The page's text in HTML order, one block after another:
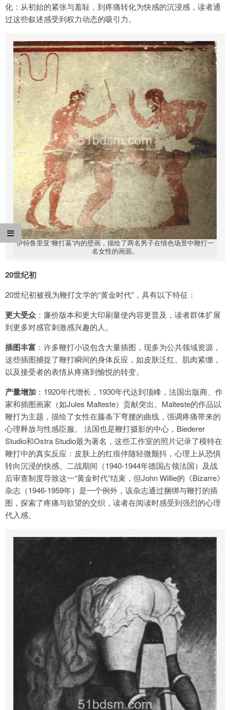
化：从初始的紧张与羞耻，到疼痛转化为快感的沉浸感，读者通
过这些叙述感受到权力动态的吸引力。
伊特鲁里亚“鞭打墓”内的壁画，描绘了两名男子在情色场景中鞭打一
名女性的画面。
20世纪初
20世纪初被视为鞭打文学的“黄金时代”，具有以下特征：
更大受众 ：廉价版本和更大印刷量使内容更普及，读者群体扩展
到更多对感官刺激感兴趣的人。
插图丰富 ：许多鞭打小说包含大量插图，现多为公共领域资源，
这些插图捕捉了鞭打瞬间的身体反应，如皮肤泛红、肌肉紧绷，
以及接受者的表情从疼痛到愉悦的转变。
产量增加 ：1920年代增长，1930年代达到顶峰，法国出版商、作
家和插图画家（如Jules Malteste）贡献突出。Malteste的作品以
鞭打为主题，描绘了女性在藤条下弯腰的曲线，强调疼痛带来的
心理释放与性感臣服。 法国也是鞭打摄影的中心，Biederer
Studio和Ostra Studio最为著名，这些工作室的照片记录了模特在
鞭打中的真实反应：皮肤上的红痕伴随轻微颤抖，心理上从恐惧
转向沉浸的快感。二战期间（1940-1944年德国占领法国）及战
后审查制度导致这一“黄金时代”结束，但John Willie的《Bizarre》
杂志（1946-1959年）是一个例外，该杂志通过捆绑与鞭打的插
图，探索了疼痛与欲望的交织，读者在阅读时感受到强烈的心理
代入感。